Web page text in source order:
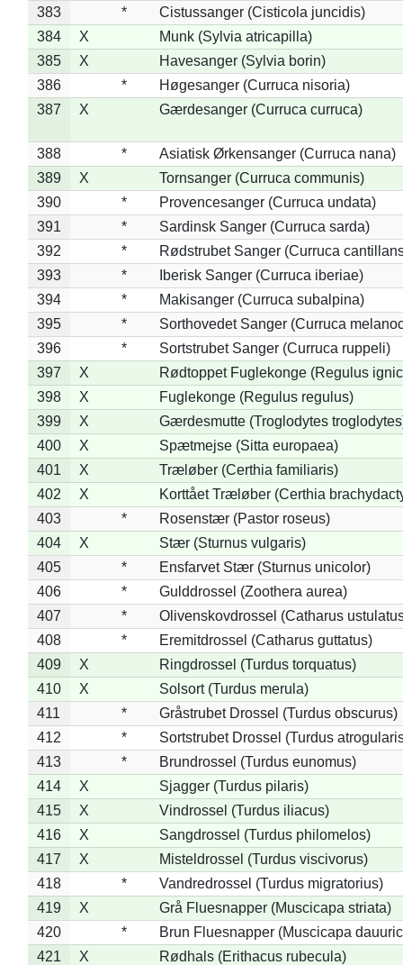
383
*
Cistussanger (Cisticola juncidis)
384
X
Munk (Sylvia atricapilla)
385
X
Havesanger (Sylvia borin)
386
*
Høgesanger (Curruca nisoria)
387
X Gærdesanger (Curruca curruca)
388 *
Asiatisk Ørkensanger (Curruca nana)
389
X
Tornsanger (Curruca communis)
390
*
Provencesanger (Curruca undata)
391
*
Sardinsk Sanger (Curruca sarda)
392
*
Rødstrubet Sanger (Curruca
393
*
Iberisk Sanger (Curruca iberiae)
394
*
Makisanger (Curruca subalpina)
395
*
Sorthovedet Sanger (Curruca
396
*
Sortstrubet Sanger (Curruca ruppeli)
397
X
Rødtoppet Fuglekonge (Regulus
398
X
Fuglekonge (Regulus regulus)
399
X
Gærdesmutte (Troglodytes
400
X
Spætmejse (Sitta europaea)
401
X
Træløber (Certhia familiaris)
402
X
Korttået Træløber (Certhia
403
*
Rosenstær (Pastor roseus)
404
X
Stær (Sturnus vulgaris)
405
*
Ensfarvet Stær (Sturnus unicolor)
406
*
Gulddrossel (Zoothera aurea)
407
*
Olivenskovdrossel (Catharus
408
*
Eremitdrossel (Catharus guttatus)
409
X
Ringdrossel (Turdus torquatus)
410
X
Solsort (Turdus merula)
411
*
Gråstrubet Drossel (Turdus obscurus)
412
*
Sortstrubet Drossel (Turdus
413
*
Brundrossel (Turdus eunomus)
414
X
Sjagger (Turdus pilaris)
415
X
Vindrossel (Turdus iliacus)
416
X
Sangdrossel (Turdus philomelos)
417
X
Misteldrossel (Turdus viscivorus)
418
*
Vandredrossel (Turdus migratorius)
419
X
Grå Fluesnapper (Muscicapa striata)
420
*
Brun Fluesnapper (Muscicapa
421
X
Rødhals (Erithacus rubecula)